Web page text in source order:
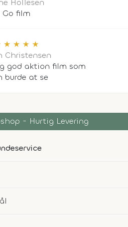
Hollesen
Go film
★ ★ ★ ★
Christensen
god aktion film som
burde at se
- Hurtig Levering